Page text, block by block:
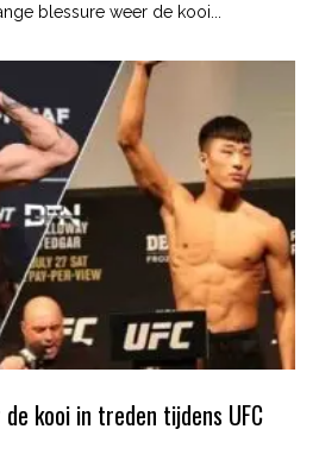
blessure weer de kooi...
kooi in treden tijdens UFC